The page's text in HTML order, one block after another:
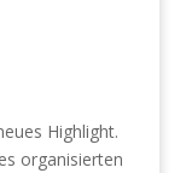
Highlight.
organisierten